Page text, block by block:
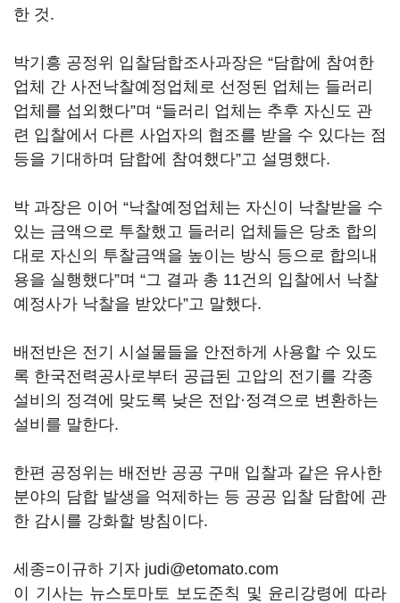
한 것.
박기흥 공정위 입찰담합조사과장은 “담합에 참여한
업체 간 사전낙찰예정업체로 선정된 업체는 들러리
업체를 섭외했다”며 “들러리 업체는 추후 자신도 관
련 입찰에서 다른 사업자의 협조를 받을 수 있다는 점
등을 기대하며 담합에 참여했다”고 설명했다.
박 과장은 이어 “낙찰예정업체는 자신이 낙찰받을 수
있는 금액으로 투찰했고 들러리 업체들은 당초 합의
대로 자신의 투찰금액을 높이는 방식 등으로 합의내
용을 실행했다”며 “그 결과 총 11건의 입찰에서 낙찰
예정사가 낙찰을 받았다”고 말했다.
배전반은 전기 시설물들을 안전하게 사용할 수 있도
록 한국전력공사로부터 공급된 고압의 전기를 각종
설비의 정격에 맞도록 낮은 전압·정격으로 변환하는
설비를 말한다.
한편 공정위는 배전반 공공 구매 입찰과 같은 유사한
분야의 담합 발생을 억제하는 등 공공 입찰 담합에 관
한 감시를 강화할 방침이다.
세종=이규하 기자 judi@etomato.com
이 기사는 뉴스토마토 보도준칙 및 윤리강령에 따라